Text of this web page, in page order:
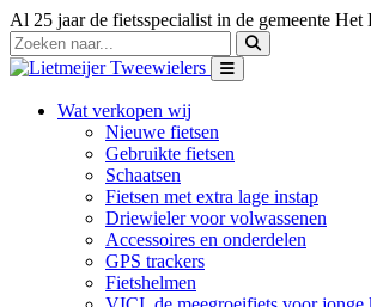
Al 25 jaar de fietsspecialist in de gemeente Het
Wat verkopen wij
Nieuwe fietsen
Gebruikte fietsen
Schaatsen
Fietsen met extra lage instap
Driewieler voor volwassenen
Accessoires en onderdelen
GPS trackers
Fietshelmen